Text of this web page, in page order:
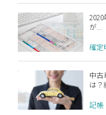
が...
確定
中古
は？
記帳